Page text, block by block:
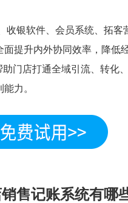
收银软件、会员系统、拓
提升内外协同效率，降低
门店打通全域引流、转化
力。
售记账系统有哪